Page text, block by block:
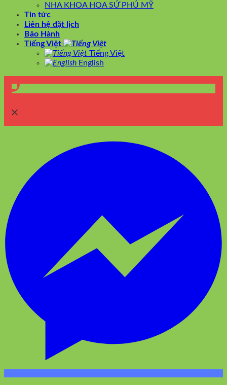
NHA KHOA HOA SỨ PHÚ MỸ
Tin tức
Liên hệ đặt lịch
Bảo Hành
Tiếng Việt
Tiếng Việt
English